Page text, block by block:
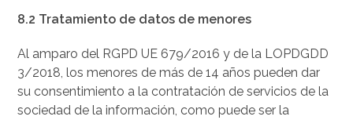
8.2 Tratamiento de datos de menores
Al amparo del RGPD UE 679/2016 y de la LOPDGDD
3/2018, los menores de más de 14 años pueden dar
su consentimiento a la contratación de servicios de la
sociedad de la información, como puede ser la